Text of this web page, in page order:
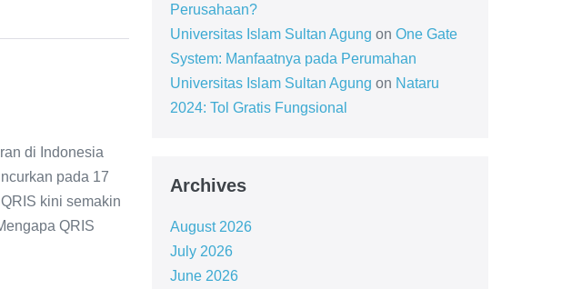
di Indonesia
pada 17
kini semakin
QRIS
Perusahaan?
Universitas Islam Sultan Agung on One Gate
System: Manfaatnya pada Perumahan
Universitas Islam Sultan Agung on Nataru
2024: Tol Gratis Fungsional
Archives
August 2026
July 2026
June 2026